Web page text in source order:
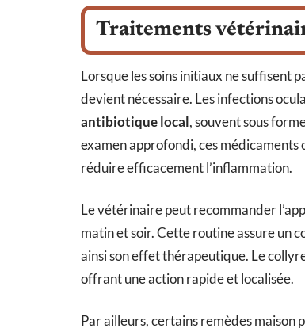
Traitements
Lorsque les soins initiaux ne suffisent
devient nécessaire. Les infections
antibiotique local, souvent sous
examen approfondi, ces
réduire efficacement l’inflammation.
Le vétérinaire peut recommander
matin et soir. Cette routine assure un
ainsi son effet thérapeutique. Le
offrant une action rapide et localisée.
Par ailleurs, certains remèdes